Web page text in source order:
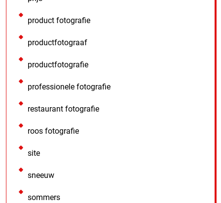
product fotografie
productfotograaf
productfotografie
professionele fotografie
restaurant fotografie
roos fotografie
site
sneeuw
sommers